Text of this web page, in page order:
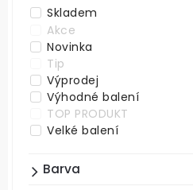
Skladem
Akce
Novinka
Tip
Výprodej
Výhodné balení
TOP PRODUKT
Velké balení
Barva